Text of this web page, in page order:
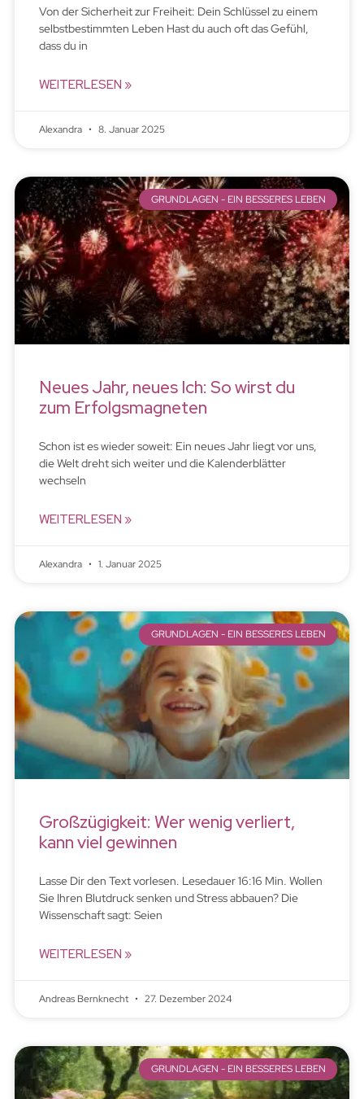
Von der Sicherheit zur Freiheit: Dein Schlüssel zu einem
selbstbestimmten Leben Hast du auch oft das Gefühl,
dass du in
WEITERLESEN »
Alexandra 8. Januar 2025
GRUNDLAGEN - EIN BESSERES LEBEN
Neues Jahr, neues Ich: So wirst du
zum Erfolgsmagneten
Schon ist es wieder soweit: Ein neues Jahr liegt vor uns,
die Welt dreht sich weiter und die Kalenderblätter
wechseln
WEITERLESEN »
Alexandra 1. Januar 2025
GRUNDLAGEN - EIN BESSERES LEBEN
Großzügigkeit: Wer wenig verliert,
kann viel gewinnen
Lasse Dir den Text vorlesen. Lesedauer 16:16 Min. Wollen
Sie Ihren Blutdruck senken und Stress abbauen? Die
Wissenschaft sagt: Seien
WEITERLESEN »
Andreas Bernknecht 27. Dezember 2024
GRUNDLAGEN - EIN BESSERES LEBEN